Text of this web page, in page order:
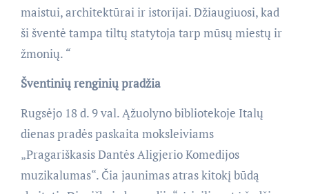
maistui, architektūrai ir istorijai. Džiaugiuosi, kad
ši šventė tampa tiltų statytoja tarp mūsų miestų ir
žmonių. “
Šventinių renginių pradžia
Rugsėjo 18 d. 9 val. Ąžuolyno bibliotekoje Italų
dienas pradės paskaita moksleiviams
„Pragariškasis Dantės Aligjerio Komedijos
muzikalumas“. Čia jaunimas atras kitokį būdą